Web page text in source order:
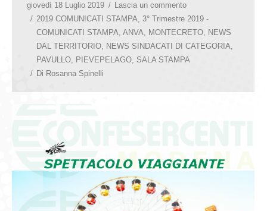
giovedì 18 Luglio 2019
Lascia un commento
2019 COMUNICATI STAMPA, 3° Trimestre 2019 -
COMUNICATI STAMPA, ANVA, MONTECRETO, NEWS
DAL TERRITORIO, NEWS SINDACATI DI CATEGORIA,
PAVULLO, PIEVEPELAGO, SALA STAMPA
Di Rosanna Spinelli